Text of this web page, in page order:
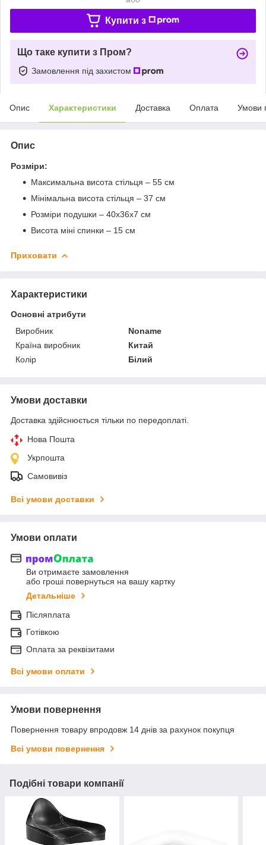
Купити з
Що таке купити з Пром?
Замовлення під захистом
Опис Характеристики Доставка Оплата Умови
Опис
Розміри:
Максимальна висота стільця – 55 см
Мінімальна висота стільця – 37 см
Розміри подушки – 40х36х7 см
Висота міні спинки – 15 см
Приховати
Характеристики
Основні атрибути
Виробник
Noname
Країна виробник
Китай
Колір
Білий
Умови доставки
Доставка здійснюється тільки по передоплаті.
Нова Пошта
Укрпошта
Самовивіз
Всі умови доставки
Умови оплати
Ви отримаєте замовлення
або гроші повернуться на вашу картку
Детальніше
Післяплата
Готівкою
Оплата за реквізитами
Всі умови оплати
Умови повернення
Повернення товару впродовж 14 днів за рахунок покупця
Всі умови повернення
Подібні товари компанії